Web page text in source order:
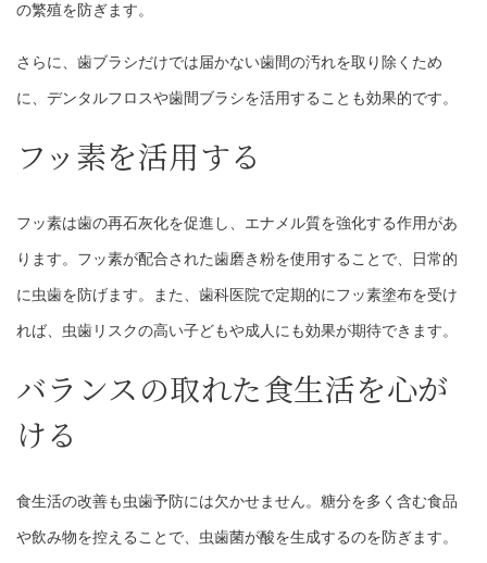
の繁殖を防ぎます。
さらに、歯ブラシだけでは届かない歯間の汚れを取り除くため
に、デンタルフロスや歯間ブラシを活用することも効果的です。
フッ素を活用する
フッ素は歯の再石灰化を促進し、エナメル質を強化する作用があ
ります。フッ素が配合された歯磨き粉を使用することで、日常的
に虫歯を防げます。また、歯科医院で定期的にフッ素塗布を受け
れば、虫歯リスクの高い子どもや成人にも効果が期待できます。
バランスの取れた食生活を心が
ける
食生活の改善も虫歯予防には欠かせません。糖分を多く含む食品
や飲み物を控えることで、虫歯菌が酸を生成するのを防ぎます。